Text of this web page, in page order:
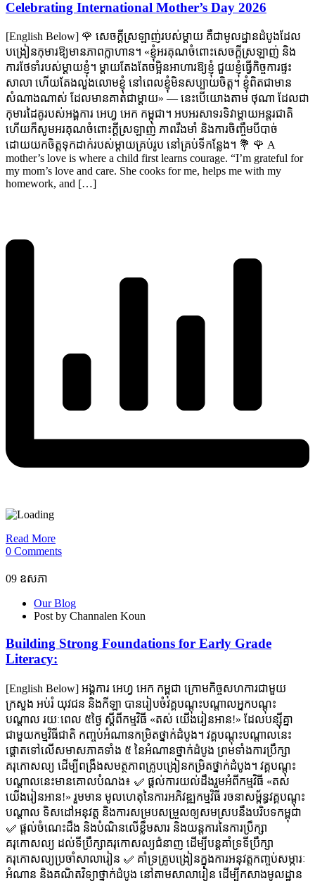
Celebrating International Mother’s Day 2026
[English Below] 🌹 សេចក្ដីស្រឡាញ់របស់ម្តាយ គឺជាមូលដ្ឋានដំបូងដែល
បង្រៀនកុមារ​ឱ្យមានភាពក្លាហាន។ «ខ្ញុំអរគុណចំពោះសេចក្ដីស្រឡាញ់ និង
ការថែទាំរបស់ម្តាយខ្ញុំ។ ម្តាយតែងតែចម្អិនអាហារឱ្យខ្ញុំ ជួយខ្ញុំធ្វើកិច្ចការផ្ទះ
សាលា ហើយតែងលួងលោមខ្ញុំ នៅពេលខ្ញុំមិនសប្បាយចិត្ត។ ខ្ញុំពិតជាមាន
សំណាងណាស់ ដែលមានគាត់ជាម្តាយ» — នេះបើយោងតាម ថុណា ដែលជា
កុមារដៃគូរបស់អង្គការ អេហ្វ អេក កម្ពុជា។ អបអរសាទរទិវាម្តាយអន្តរជាតិ
ហើយក៏សូមអរគុណចំពោះក្តីស្រឡាញ់ ភាពរឹងមាំ និងការចិញ្ចឹមបីបាច់
ដោយយកចិត្តទុកដាក់របស់ម្តាយគ្រប់រូប នៅគ្រប់ទីកន្លែង។ 💐 🌹 A
mother’s love is where a child first learns courage. “I’m grateful for
my mom’s love and care. She cooks for me, helps me with my
homework, and […]
Read More
0 Comments
09 ឧសភា
Our Blog
Post by Channalen Koun
Building Strong Foundations for Early Grade
Literacy:
[English Below] អង្គការ អេហ្វ អេក កម្ពុជា ក្រោមកិច្ចសហការជាមួយ
ក្រសួង អប់រំ យុវជន និងកីឡា បានរៀបចំវគ្គបណ្ដុះបណ្ដាលអ្នកបណ្ដុះ
បណ្ដាល រយៈពេល ៥ថ្ងៃ ស្តីពីកម្មវិធី «តស់ យើងរៀនអាន!» ដែលបន្ស៊ីគ្នា
ជាមួយកម្មវិធីជាតិ កញ្ចប់អំណានកម្រិតថ្នាក់ដំបូង។ វគ្គបណ្ដុះបណ្ដាលនេះ
ផ្ដោតទៅលើសមាសភាគទាំង ៥ នៃអំណានថ្នាក់ដំបូង ព្រមទាំងការប្រឹក្សា
គរុកោសល្យ ដើម្បីពង្រឹងសមត្ថភាពគ្រូបង្រៀនកម្រិតថ្នាក់ដំបូង។ វគ្គបណ្ដុះ
បណ្ដាលនេះមានគោលបំណង៖ ✅ ផ្តល់ការយល់ដឹងរួមអំពីកម្មវិធី «តស់
យើងរៀនអាន!» រួមមាន មូលហេតុនៃការអភិវឌ្ឍកម្មវិធី រចនាសម្ព័ន្ធវគ្គបណ្ដុះ
បណ្ដាល ទិសដៅអនុវត្ត និងការសម្របសម្រួលឲ្យសមស្របនឹងបរិបទកម្ពុជា
✅ ផ្ដល់ចំណេះដឹង និងបំណិនលើខ្លឹមសារ និងយន្តការនៃការប្រឹក្សា
គរុកោសល្យ ដល់ទីប្រឹក្សាគរុកោសល្យជំនាញ ដើម្បីបន្តគាំទ្រទីប្រឹក្សា
គរុកោសល្យប្រចាំសាលារៀន ✅ គាំទ្រគ្រូបង្រៀនក្នុងការអនុវត្តកញ្ចប់សម្ភារៈ
អំណាន និងគណិតវិទ្យាថ្នាក់ដំបូង នៅតាមសាលារៀន ដើម្បីកសាងមូលដ្ឋាន